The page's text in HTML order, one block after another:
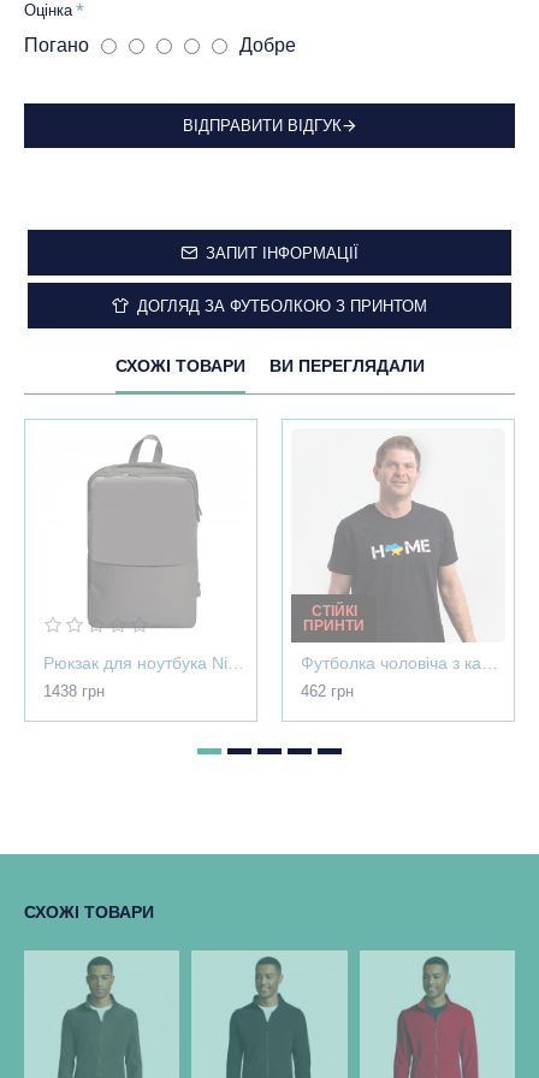
Оцінка
Погано Добре
ВІДПРАВИТИ ВІДГУК
ЗАПИТ ІНФОРМАЦІЇ
ДОГЛЯД ЗА ФУТБОЛКОЮ З ПРИНТОМ
СХОЖІ ТОВАРИ ВИ ПЕРЕГЛЯДАЛИ
1438 грн
СТІЙКІ
ПРИНТИ
462 грн
СХОЖІ ТОВАРИ